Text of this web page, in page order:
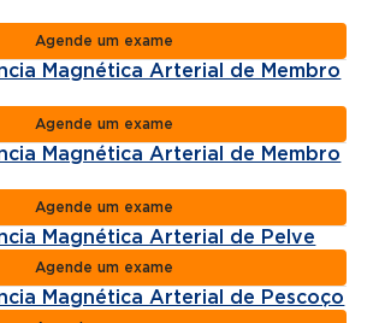
Agende um exame
Magnética Arterial de Membro
Agende um exame
Magnética Arterial de Membro
Agende um exame
Magnética Arterial de Pelve
Agende um exame
Magnética Arterial de Pescoço